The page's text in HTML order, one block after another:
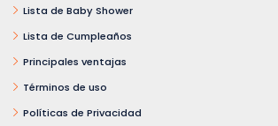
Lista de Baby Shower
Lista de Cumpleaños
Principales ventajas
Términos de uso
Políticas de Privacidad